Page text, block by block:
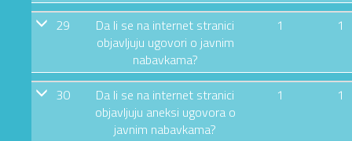
29
Da li se na internet stranici
objavljuju ugovori o javnim
nabavkama?
1 1
30
Da li se na internet stranici
objavljuju aneksi ugovora o
javnim nabavkama?
1 1